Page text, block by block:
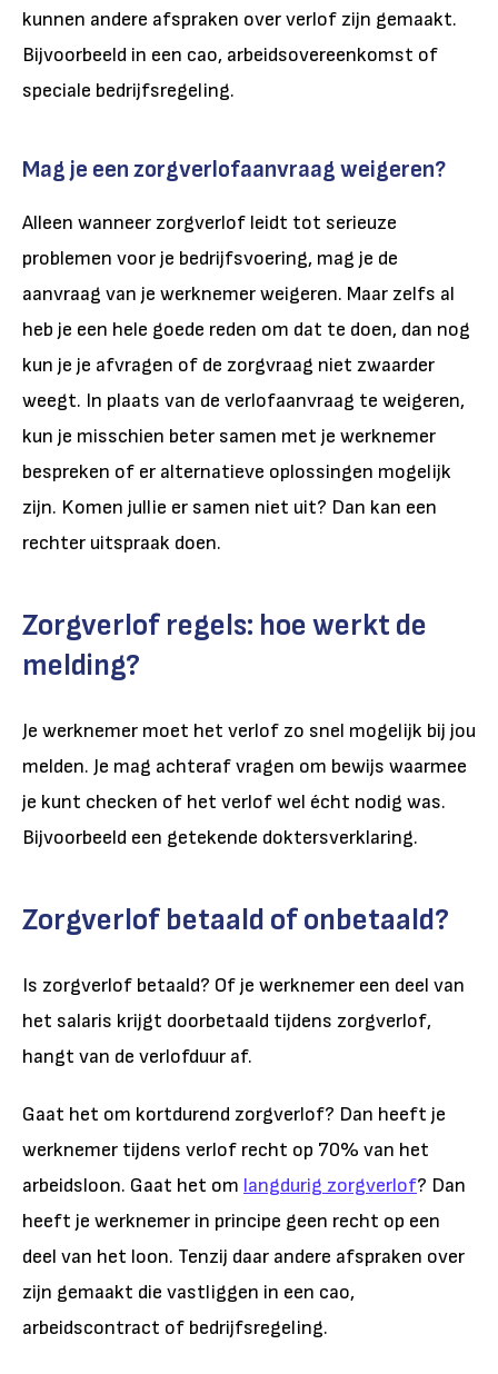
kunnen andere afspraken over verlof zijn gemaakt.
Bijvoorbeeld in een cao, arbeidsovereenkomst of
speciale bedrijfsregeling.
Mag je een zorgverlofaanvraag weigeren?
Alleen wanneer zorgverlof leidt tot serieuze
problemen voor je bedrijfsvoering, mag je de
aanvraag van je werknemer weigeren. Maar zelfs al
heb je een hele goede reden om dat te doen, dan nog
kun je je afvragen of de zorgvraag niet zwaarder
weegt. In plaats van de verlofaanvraag te weigeren,
kun je misschien beter samen met je werknemer
bespreken of er alternatieve oplossingen mogelijk
zijn. Komen jullie er samen niet uit? Dan kan een
rechter uitspraak doen.
Zorgverlof regels: hoe werkt de
melding?
Je werknemer moet het verlof zo snel mogelijk bij jou
melden. Je mag achteraf vragen om bewijs waarmee
je kunt checken of het verlof wel écht nodig was.
Bijvoorbeeld een getekende doktersverklaring.
Zorgverlof betaald of onbetaald?
Is zorgverlof betaald? Of je werknemer een deel van
het salaris krijgt doorbetaald tijdens zorgverlof,
hangt van de verlofduur af.
Gaat het om kortdurend zorgverlof? Dan heeft je
werknemer tijdens verlof recht op 70% van het
arbeidsloon. Gaat het om langdurig zorgverlof? Dan
heeft je werknemer in principe geen recht op een
deel van het loon. Tenzij daar andere afspraken over
zijn gemaakt die vastliggen in een cao,
arbeidscontract of bedrijfsregeling.